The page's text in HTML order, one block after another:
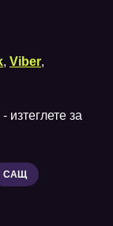
, Viber,
изтеглете за
САЩ